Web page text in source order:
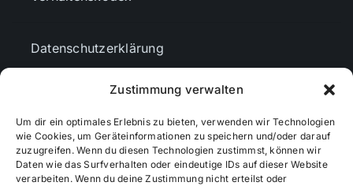
Zustimmung verwalten
Um dir ein optimales Erlebnis zu bieten, verwenden wir Technologien
wie Cookies, um Geräteinformationen zu speichern und/oder darauf
zuzugreifen. Wenn du diesen Technologien zustimmst, können wir
Daten wie das Surfverhalten oder eindeutige IDs auf dieser Website
verarbeiten. Wenn du deine Zustimmung nicht erteilst oder
Datenschutzerklärung
Cookie-Richtlinie (EU)